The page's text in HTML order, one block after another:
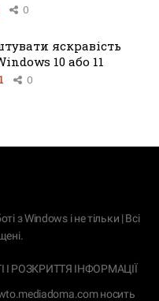
0
яскравість
10 або 11
0
з Windows і не тільки | Всі
РОЗКРИТТЯ ІНФОРМАЦІЇ
носить